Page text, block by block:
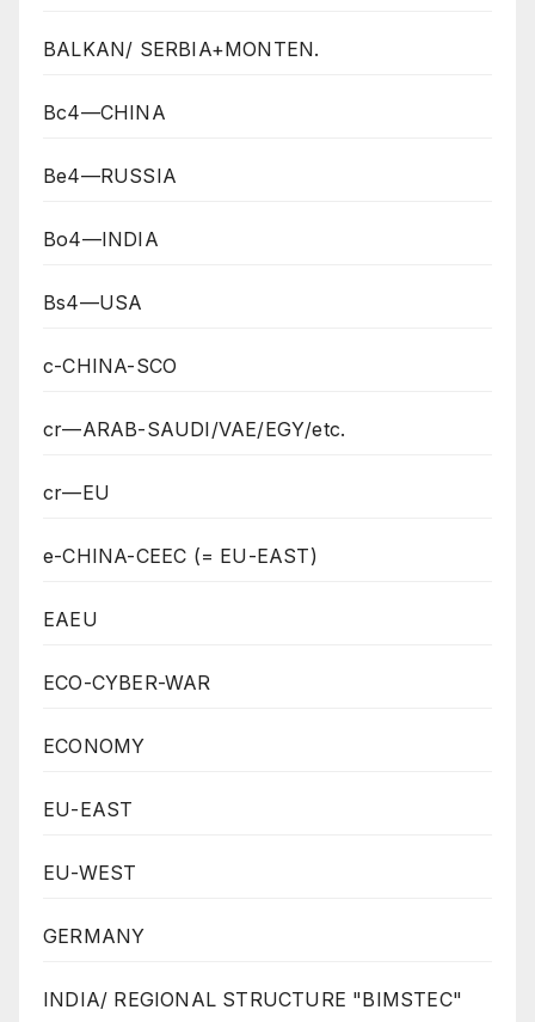
BALKAN/ SERBIA+MONTEN.
Bc4—CHINA
Be4—RUSSIA
Bo4—INDIA
Bs4—USA
c-CHINA-SCO
cr—ARAB-SAUDI/VAE/EGY/etc.
cr—EU
e-CHINA-CEEC (= EU-EAST)
EAEU
ECO-CYBER-WAR
ECONOMY
EU-EAST
EU-WEST
GERMANY
INDIA/ REGIONAL STRUCTURE "BIMSTEC"